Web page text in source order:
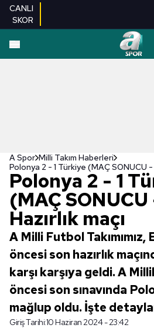
CANLI
SKOR
A Spor Milli Takım Haberleri
Polonya 2 - 1 Türkiye (MAÇ SONUCU -
Polonya 2 - 1
(MAÇ
Hazırlık maçı
A Milli Futbol Takımımız,
öncesi son hazırlık
karşı karşıya geldi. A
öncesi son sınavında
mağlup oldu. İşte
Giriş Tarihi:10 Haziran 2024 - 23:42